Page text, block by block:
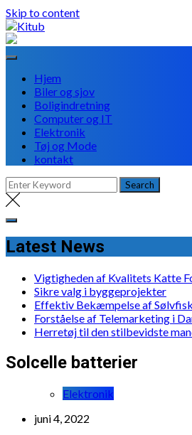
Skip to content
Hjem
Biler og sjov
Boligindretning
Computer og IT
Elektronik
Tøj og Mode
kontakt
Latest News
Vigtigheden af Kvalitets Katte
Sikre valg i byggeprojekter
Effektiv Bekæmpelse af
Forståelse af Telemarketing i
Herretøj til den stilbevidste
Solcelle batterier
Elektronik
juni 4, 2022